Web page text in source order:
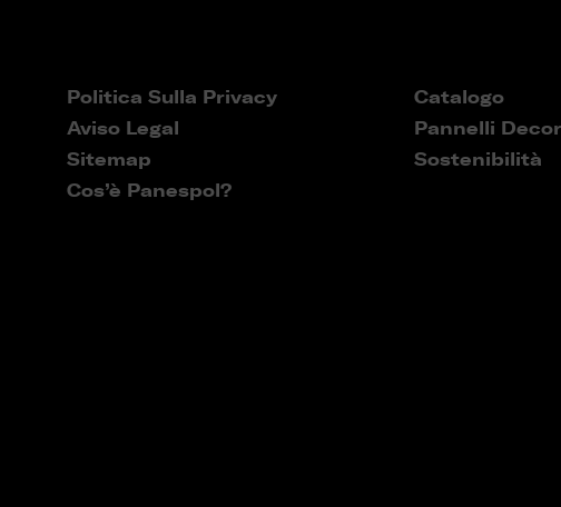
Politica Sulla Privacy
Aviso Legal
Sitemap
Cos’è Panespol?
Catalogo
Pannelli
Sostenibilità